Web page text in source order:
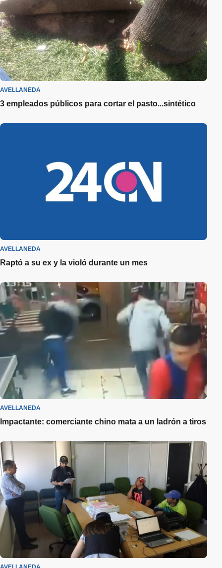
AVELLANEDA
3 empleados públicos para cortar el pasto...sintético
AVELLANEDA
Raptó a su ex y la violó durante un mes
AVELLANEDA
Impactante: comerciante chino mata a un ladrón a tiros